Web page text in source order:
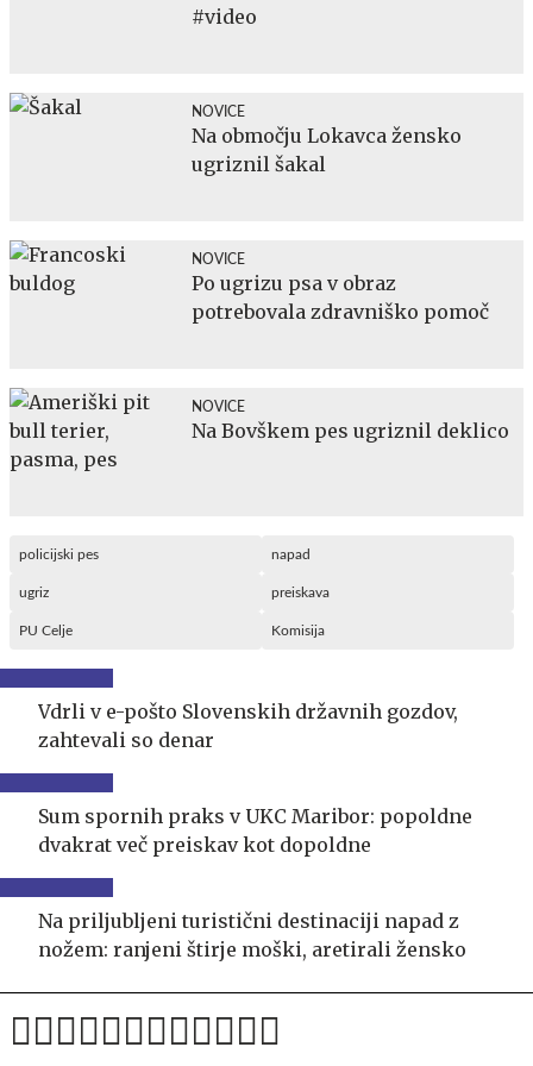
#video
NOVICE
Na območju Lokavca žensko
ugriznil šakal
NOVICE
Po ugrizu psa v obraz
potrebovala zdravniško pomoč
NOVICE
Na Bovškem pes ugriznil deklico
policijski pes napad
ugriz preiskava
PU Celje Komisija
Vdrli v e-pošto Slovenskih državnih gozdov,
zahtevali so denar
Sum spornih praks v UKC Maribor: popoldne
dvakrat več preiskav kot dopoldne
Na priljubljeni turistični destinaciji napad z
nožem: ranjeni štirje moški, aretirali žensko